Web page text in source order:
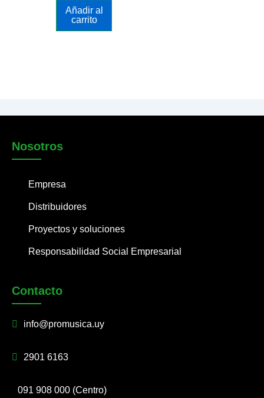
Añadir al
carrito
Nosotros
Empresa
Distribuidores
Proyectos y soluciones
Responsabilidad Social Empresarial
Contacto
info@promusica.uy
2901 6163
091 908 000 (Centro)